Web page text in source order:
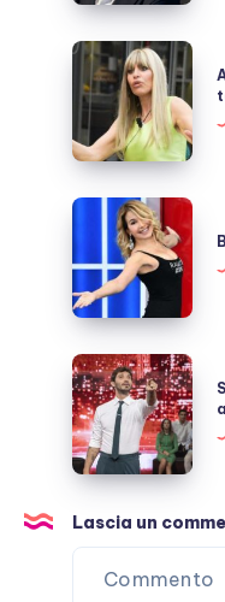
cosa
sappiamo
Alessandra
Mussolini,
carriera
televisiva
dopo
GFVip?
Barbara
D’Urso
denuncia
Mediaset
Stefano
De
Martino
e
vizio
di
attaccarlo
Lascia un